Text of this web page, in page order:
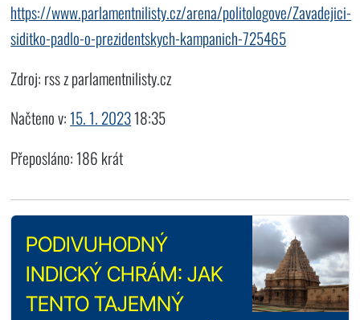
https://www.parlamentnilisty.cz/arena/politologove/Zavadejici-
siditko-padlo-o-prezidentskych-kampanich-725465
Zdroj: rss z parlamentnilisty.cz
Načteno v:15. 1. 202318:35
Přeposláno: 186 krát
PODIVUHODNÝ
INDICKÝ CHRÁM: JAK
TENTO TAJEMNÝ